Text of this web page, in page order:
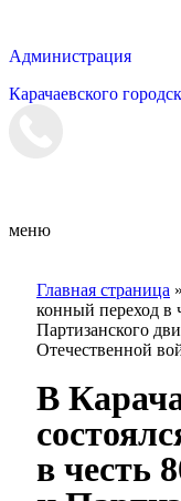
Администрация
Карачаевского
меню
Главная страница »
конный переход в
Партизанского
Отечественной
В
в честь